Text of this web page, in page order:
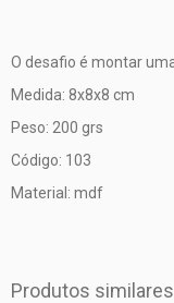
O desafio é montar
Medida: 8x8x8 cm
Peso: 200 grs
Código: 103
Material: mdf
Produtos similares